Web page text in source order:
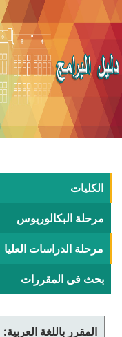
الكليات
مرحلة البكالوريوس
مرحلة الدراسات العليا
بحث فى المقررات
المقرر باللغة العربية: